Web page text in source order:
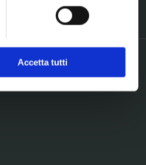
media e per analizzare il
partner che si occupano
che ha fornito loro o
Accetta tutti
Sfide e futuro della biologia